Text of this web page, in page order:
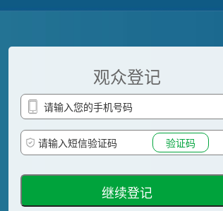
观众登记
验证码